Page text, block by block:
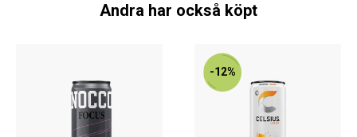
Andra har också köpt
-12%